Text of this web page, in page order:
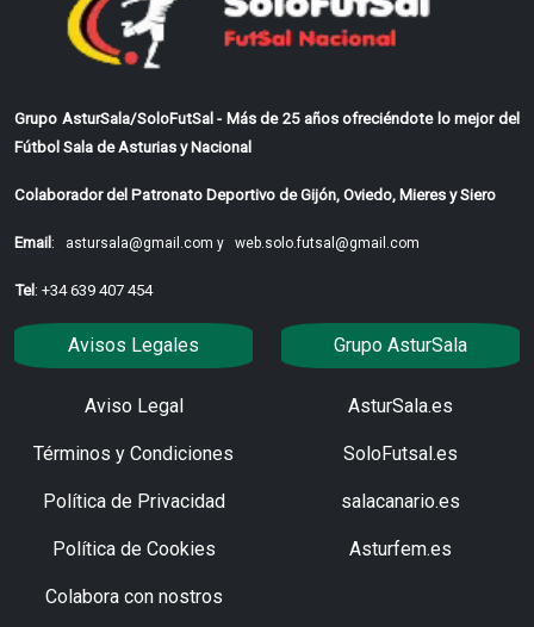
Grupo AsturSala/SoloFutSal - Más de 25 años ofreciéndote lo mejor del
Fútbol Sala de Asturias y Nacional
Colaborador del Patronato Deportivo de Gijón, Oviedo, Mieres y Siero
Email : astursala@gmail.com y web.solo.futsal@gmail.com
Tel : +34 639 407 454
Avisos Legales
Aviso Legal
Términos y Condiciones
Política de Privacidad
Política de Cookies
Colabora con nostros
Grupo AsturSala
AsturSala.es
SoloFutsal.es
salacanario.es
Asturfem.es